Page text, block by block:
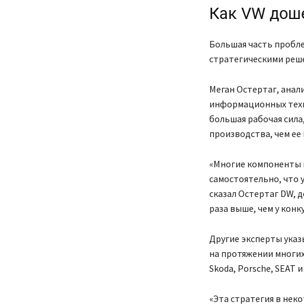
Как VW
Большая часть
стратегическими
Меган Остертаг,
информационных
большая рабочая
производства, чем
«Многие компоненты
самостоятельно, что
сказал Остертаг DW,
раза выше, чем у
Другие эксперты
на протяжении
Skoda, Porsche, SEAT
«Эта стратегия в